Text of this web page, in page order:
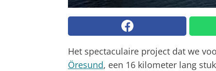
Het spectaculaire project dat we
Öresund, een 16 kilometer lang